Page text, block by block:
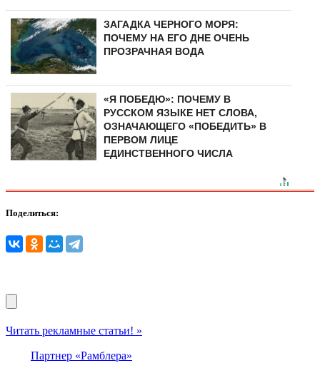
ЗАГАДКА ЧЕРНОГО МОРЯ:
ПОЧЕМУ НА ЕГО ДНЕ ОЧЕНЬ
ПРОЗРАЧНАЯ ВОДА
«Я ПОБЕДЮ»: ПОЧЕМУ В
РУССКОМ ЯЗЫКЕ НЕТ СЛОВА,
ОЗНАЧАЮЩЕГО «ПОБЕДИТЬ» В
ПЕРВОМ ЛИЦЕ
ЕДИНСТВЕННОГО ЧИСЛА
Поделиться:
Читать рекламные статьи! »
Партнер «Рамблера»